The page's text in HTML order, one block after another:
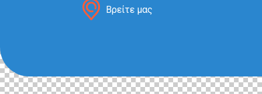
Βρείτε μας